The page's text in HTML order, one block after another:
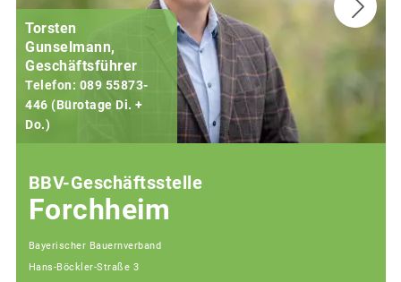
Torsten
Gunselmann,
Geschäftsführer
Telefon: 089 55873-
446 (Bürotage Di. +
Do.)
BBV-Geschäftsstelle
Forchheim
Bayerischer Bauernverband
Hans-Böckler-Straße 3